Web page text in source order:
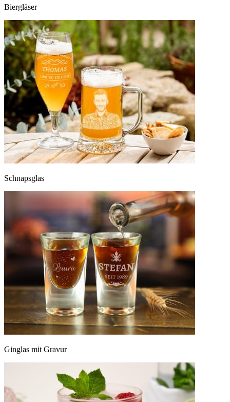
Biergläser
Schnapsglas
Ginglas mit Gravur